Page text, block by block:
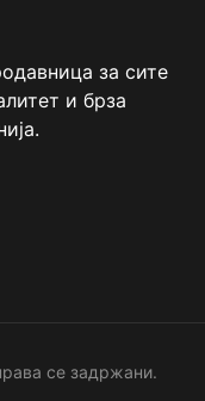
за сите
и брза
се задржани.